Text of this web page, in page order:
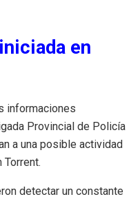
en
informaciones
Provincial de Policía
a una posible actividad
Torrent.
detectar un constante